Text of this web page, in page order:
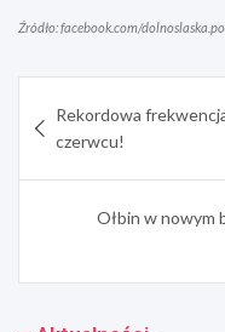
Źródło: facebook.com/
wpisu
Rekordowa
czerwcu!
Ołbin w nowym